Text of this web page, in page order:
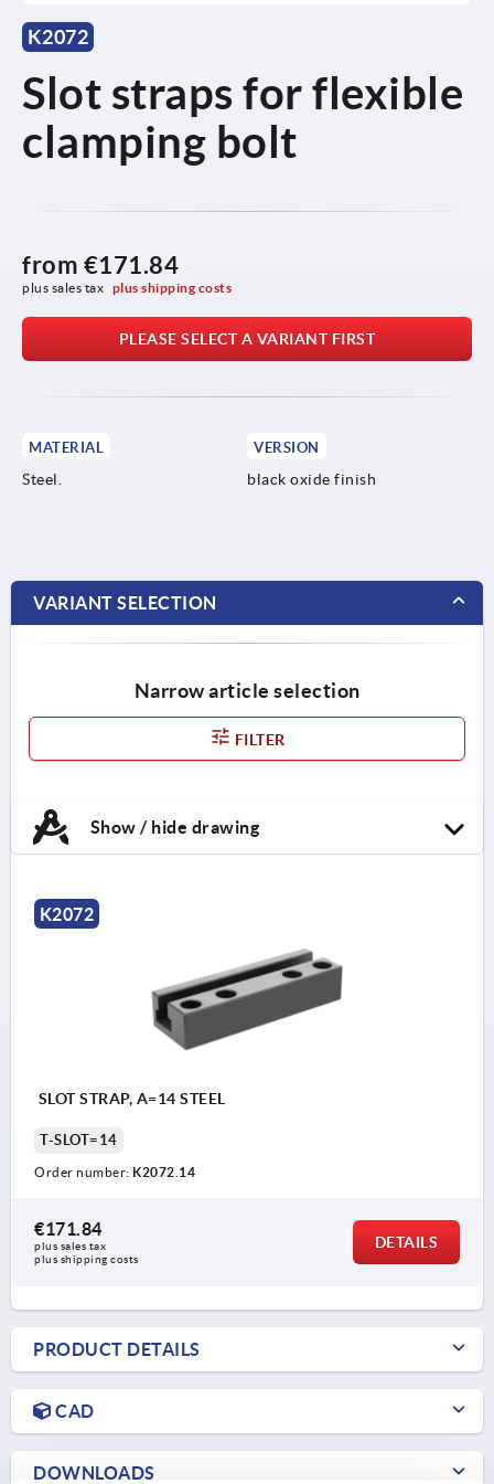
K2072
Slot straps for flexible
clamping bolt
from €171.84
plus sales tax plus shipping costs
PLEASE SELECT A VARIANT FIRST
MATERIAL
Steel.
VERSION
black oxide finish
VARIANT SELECTION
Narrow article selection
FILTER
Show / hide drawing
K2072
SLOT STRAP, A=14 STEEL
T-SLOT=14
Order number: K2072.14
€171.84
plus sales tax
plus shipping costs
DETAILS
PRODUCT DETAILS
CAD
DOWNLOADS